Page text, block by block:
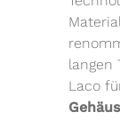
langen
Laco